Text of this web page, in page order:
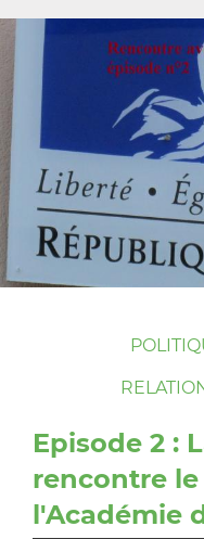
Episode 2 :
rencontre
l'Académie